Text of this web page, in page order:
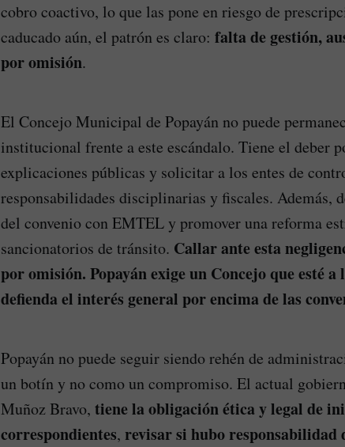
cobro coactivo, lo que las pone en riesgo de
caducado aún, el patrón es claro: falta de gestión,
por omisión.
El Concejo Municipal de Popayán no puede
institucional frente a este escándalo. Tiene el deber
explicaciones públicas y solicitar a los entes de
responsabilidades disciplinarias y fiscales. Además,
del convenio con EMTEL y promover una reforma
sancionatorios de tránsito. Callar ante esta
por omisión. Popayán exige un Concejo que esté
defienda el interés general por encima de las
Popayán no puede seguir siendo rehén de
un botín y no como un compromiso. El actual
Muñoz Bravo, tiene la obligación ética y legal de
correspondientes, revisar si hubo